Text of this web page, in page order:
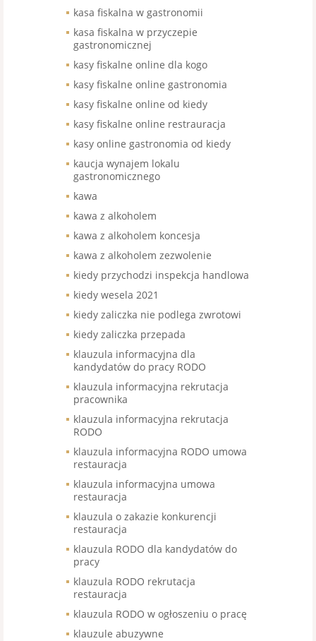
kasa fiskalna w gastronomii
kasa fiskalna w przyczepie
gastronomicznej
kasy fiskalne online dla kogo
kasy fiskalne online gastronomia
kasy fiskalne online od kiedy
kasy fiskalne online restrauracja
kasy online gastronomia od kiedy
kaucja wynajem lokalu
gastronomicznego
kawa
kawa z alkoholem
kawa z alkoholem koncesja
kawa z alkoholem zezwolenie
kiedy przychodzi inspekcja handlowa
kiedy wesela 2021
kiedy zaliczka nie podlega zwrotowi
kiedy zaliczka przepada
klauzula informacyjna dla
kandydatów do pracy RODO
klauzula informacyjna rekrutacja
pracownika
klauzula informacyjna rekrutacja
RODO
klauzula informacyjna RODO umowa
restauracja
klauzula informacyjna umowa
restauracja
klauzula o zakazie konkurencji
restauracja
klauzula RODO dla kandydatów do
pracy
klauzula RODO rekrutacja
restauracja
klauzula RODO w ogłoszeniu o pracę
klauzule abuzywne